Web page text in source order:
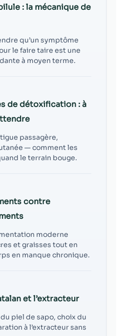
: la mécanique de
qu’un symptôme
le faire taire est une
à moyen terme.
de détoxification : à
passagère,
— comment les
le terrain bouge.
contre
moderne
et graisses tout en
en manque chronique.
et l’extracteur
piel de sapo, choix du
à l’extracteur sans